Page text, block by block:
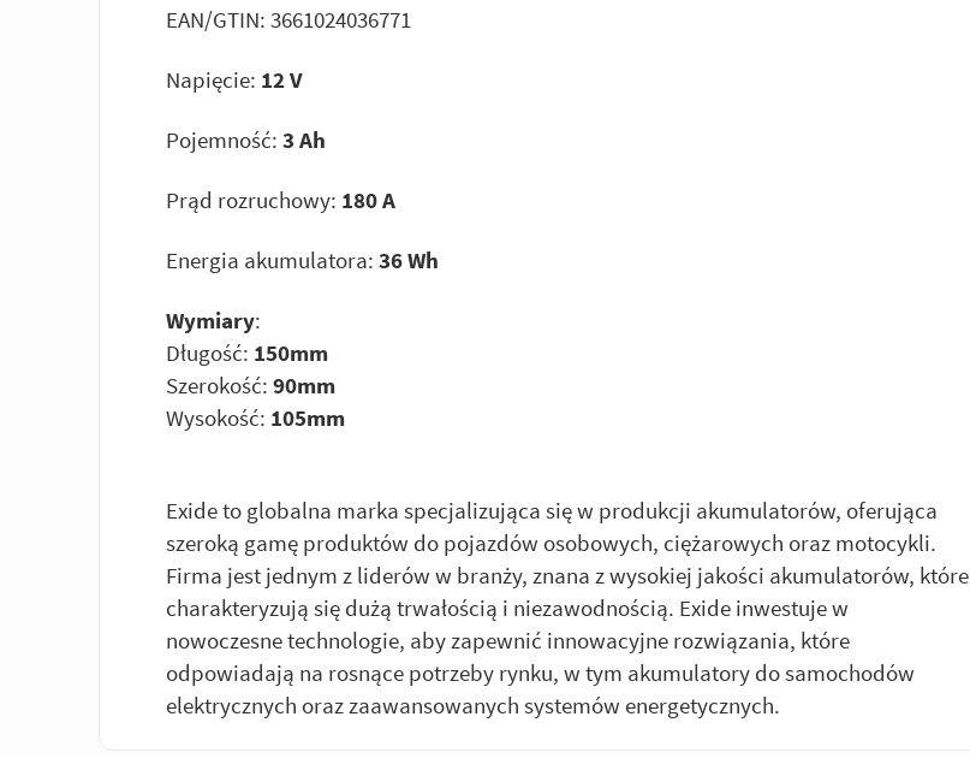
EAN/GTIN: 3661024036771
Napięcie: 12 V
Pojemność: 3 Ah
Prąd rozruchowy: 180 A
Energia akumulatora: 36 Wh
Wymiary:
Długość: 150mm
Szerokość: 90mm
Wysokość: 105mm
Exide to globalna marka specjalizująca się w produkcji akumulatorów, oferująca
szeroką gamę produktów do pojazdów osobowych, ciężarowych oraz motocykli.
Firma jest jednym z liderów w branży, znana z wysokiej jakości akumulatorów, które
charakteryzują się dużą trwałością i niezawodnością. Exide inwestuje w
nowoczesne technologie, aby zapewnić innowacyjne rozwiązania, które
odpowiadają na rosnące potrzeby rynku, w tym akumulatory do samochodów
elektrycznych oraz zaawansowanych systemów energetycznych.